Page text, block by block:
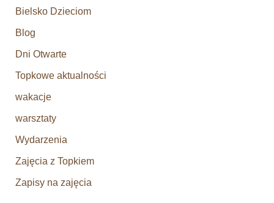
Bielsko Dzieciom
Blog
Dni Otwarte
Topkowe aktualności
wakacje
warsztaty
Wydarzenia
Zajęcia z Topkiem
Zapisy na zajęcia